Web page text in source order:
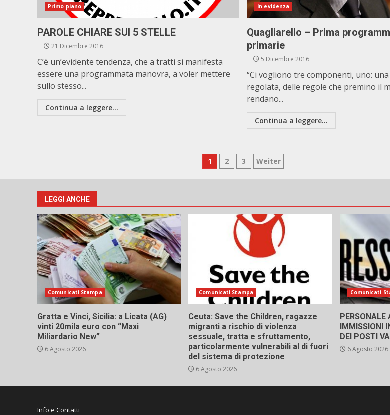
Primo piano
PAROLE CHIARE SUI 5 STELLE
21 Dicembre 2016
C’è un’evidente tendenza, che a tratti si manifesta
essere una programmata manovra, a voler mettere
sullo stesso...
Continua a leggere...
In evidenza
Quagliarello – Prima
primarie
5 Dicembre 2016
“Ci vogliono tre componenti, uno:
regolata, delle regole che premino il
rendano...
Continua a leggere...
Paginazione
degli
articoli
1 2 3 Weiter
LEGGI ANCHE
Comunicati Stampa
Gratta e Vinci, Sicilia: a Licata (AG)
vinti 20mila euro con “Maxi
Miliardario New”
6 Agosto 2026
Comunicati Stampa
Ceuta: Save the Children, ragazze
migranti a rischio di violenza
sessuale, tratta e sfruttamento,
particolarmente vulnerabili al di fuori
del sistema di protezione
6 Agosto 2026
Comunicati
PERSONALE
IMMISSIONI
DEI POSTI
6 Agosto 2026
Info e Contatti